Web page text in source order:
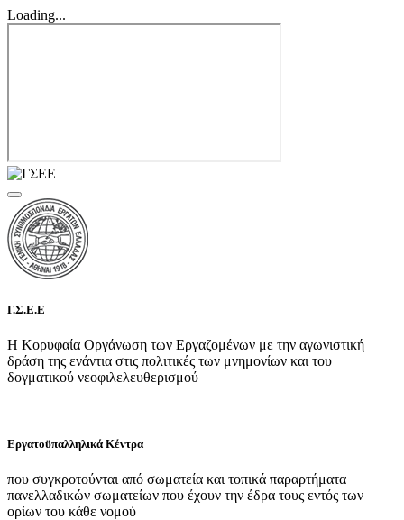
Loading...
Γ.Σ.Ε.Ε
Η Κορυφαία Οργάνωση των Εργαζομένων με την αγωνιστική
δράση της ενάντια στις πολιτικές των μνημονίων και του
δογματικού νεοφιλελευθερισμού
Εργατοϋπαλληλικά Κέντρα
που συγκροτούνται από σωματεία και τοπικά παραρτήματα
πανελλαδικών σωματείων που έχουν την έδρα τους εντός των
ορίων του κάθε νομού